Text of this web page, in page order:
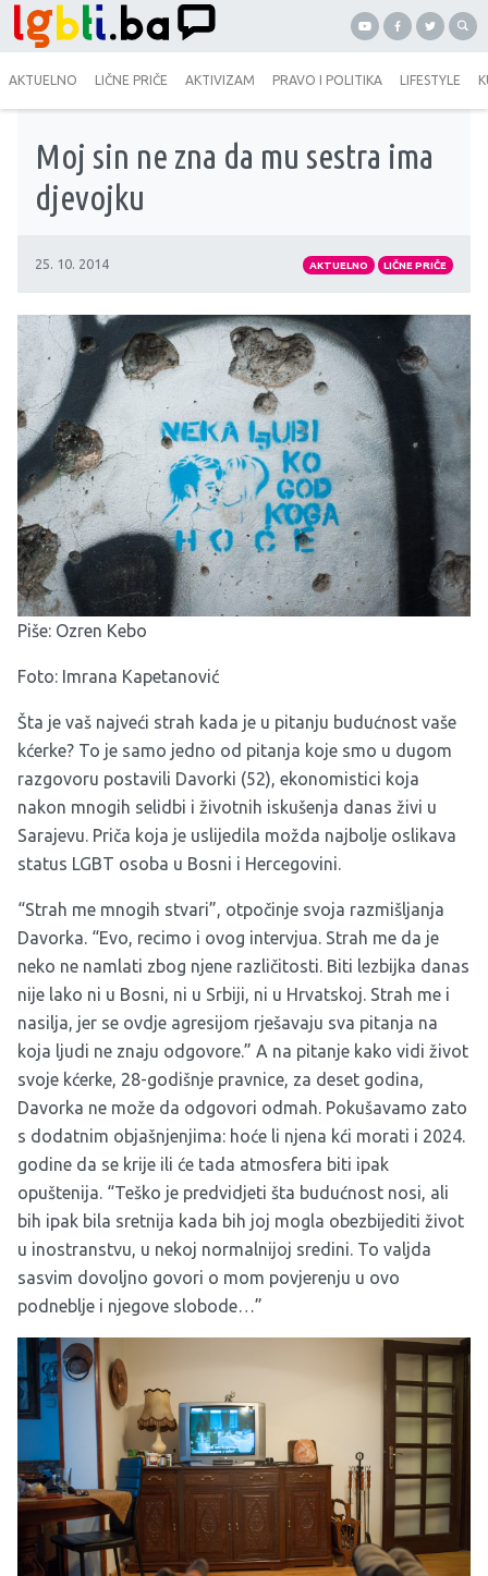
AKTUELNO LIČNE PRIČE AKTIVIZAM PRAVO I POLITIKA LIFESTYLE
Moj sin ne zna da mu sestra ima
djevojku
25. 10. 2014 AKTUELNO LIČNE PRIČE
Piše: Ozren Kebo
Foto: Imrana Kapetanović
Šta je vaš najveći strah kada je u pitanju budućnost vaše
kćerke? To je samo jedno od pitanja koje smo u dugom
razgovoru postavili Davorki (52), ekonomistici koja
nakon mnogih selidbi i životnih iskušenja danas živi u
Sarajevu. Priča koja je uslijedila možda najbolje oslikava
status LGBT osoba u Bosni i Hercegovini.
“Strah me mnogih stvari”, otpočinje svoja razmišljanja
Davorka. “Evo, recimo i ovog intervjua. Strah me da je
neko ne namlati zbog njene različitosti. Biti lezbijka danas
nije lako ni u Bosni, ni u Srbiji, ni u Hrvatskoj. Strah me i
nasilja, jer se ovdje agresijom rješavaju sva pitanja na
koja ljudi ne znaju odgovore.” A na pitanje kako vidi život
svoje kćerke, 28-godišnje pravnice, za deset godina,
Davorka ne može da odgovori odmah. Pokušavamo zato
s dodatnim objašnjenjima: hoće li njena kći morati i 2024.
godine da se krije ili će tada atmosfera biti ipak
opuštenija. “Teško je predvidjeti šta budućnost nosi, ali
bih ipak bila sretnija kada bih joj mogla obezbijediti život
u inostranstvu, u nekoj normalnijoj sredini. To valjda
sasvim dovoljno govori o mom povjerenju u ovo
podneblje i njegove slobode…”